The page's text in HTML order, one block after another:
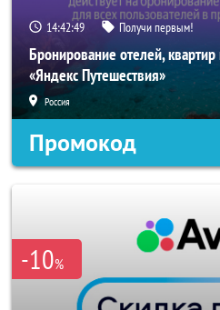
14:42:48 Получи первым!
Бронирование отелей,
«Яндекс Путешествия»
Россия
Промокод
-10%